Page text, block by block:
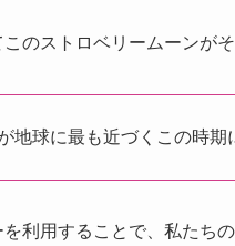
のストロベリームーンが
地球に最も近づくこの時期
利用することで、私たち